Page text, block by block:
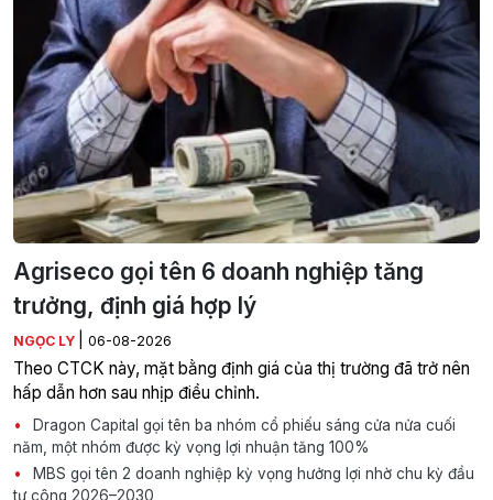
Agriseco gọi tên 6 doanh nghiệp tăng
trưởng, định giá hợp lý
NGỌC LY 06-08-2026
Theo CTCK này, mặt bằng định giá của thị trường đã trở nên
hấp dẫn hơn sau nhịp điều chỉnh.
Dragon Capital gọi tên ba nhóm cổ phiếu sáng cửa nửa cuối
năm, một nhóm được kỳ vọng lợi nhuận tăng 100%
MBS gọi tên 2 doanh nghiệp kỳ vọng hưởng lợi nhờ chu kỳ đầu
tư công 2026–2030